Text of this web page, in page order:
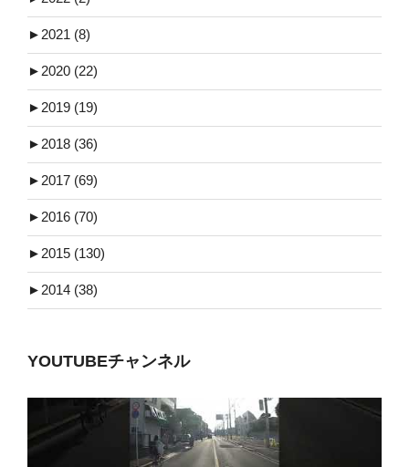
► 2021 (8)
► 2020 (22)
► 2019 (19)
► 2018 (36)
► 2017 (69)
► 2016 (70)
► 2015 (130)
► 2014 (38)
YOUTUBEチャンネル